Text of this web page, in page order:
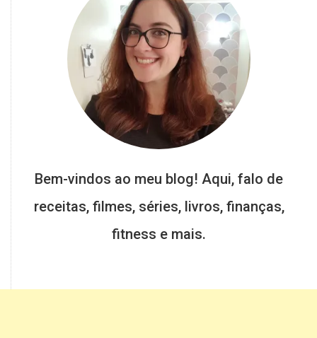
Bem-vindos ao meu blog! Aqui, falo de
receitas, filmes, séries, livros, finanças,
fitness e mais.